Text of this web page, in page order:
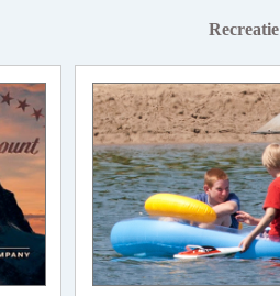
Recreatie